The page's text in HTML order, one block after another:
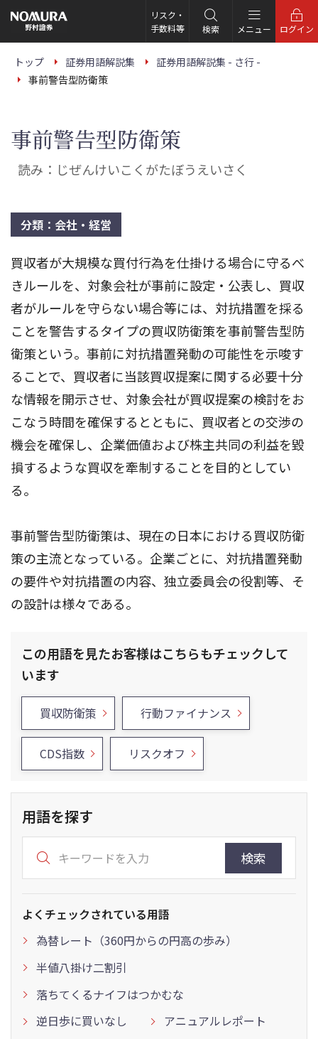
の
ー
リスク・
手数料等
検索 メニュー ログイン
トップ 証券用語解説集
証券用語解説集 - さ行 -
事前警告型防衛策
事前警告型防衛策
読み：じぜんけいこくがたぼうえいさく
分類：会社・経営
買収者が大規模な買付行為を仕掛ける場合に守るべ
きルールを、対象会社が事前に設定・公表し、買収
者がルールを守らない場合等には、対抗措置を採る
ことを警告するタイプの買収防衛策を事前警告型防
衛策という。事前に対抗措置発動の可能性を示唆す
ることで、買収者に当該買収提案に関する必要十分
な情報を開示させ、対象会社が買収提案の検討をお
こなう時間を確保するとともに、買収者との交渉の
機会を確保し、企業価値および株主共同の利益を毀
損するような買収を牽制することを目的としてい
る。
事前警告型防衛策は、現在の日本における買収防衛
策の主流となっている。企業ごとに、対抗措置発動
の要件や対抗措置の内容、独立委員会の役割等、そ
の設計は様々である。
この用語を見たお客様はこちらもチェックして
います
買収防衛策 行動ファイナンス
CDS指数 リスクオフ
用語を探す
検索
よくチェックされている用語
為替レート（360円からの円高の歩み）
半値八掛け二割引
落ちてくるナイフはつかむな
逆日歩に買いなし
アニュアルレポート